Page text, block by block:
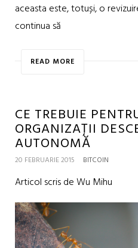
aceasta este, totuși, o
continua să
READ MORE
CE TREBUIE
ORGANIZAȚII
AUTONOMĂ
20 FEBRUARIE 2015 BITCOIN
Articol scris de Wu Mihu